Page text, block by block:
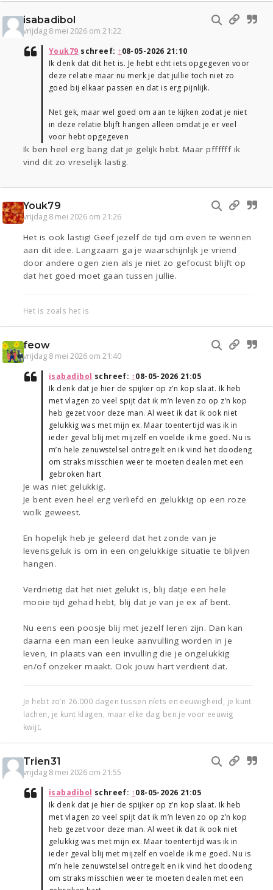
isabadibol
vrijdag 8 mei 2026 om 21:22
Youk79 schreef: ↑08-05-2026 21:10
Ik denk dat dit het is. Je hebt echt iets opgegeven voor
deze relatie maar nu merk je dat jullie toch niet zo
goed bij elkaar passen en dat is erg pijnlijk.
Net gek, maar wel goed om aan te kijken zodat je niet
in deze relatie blijft hangen alleen omdat je er veel
voor hebt opgegeven
Ik ben heel erg bang dat je gelijk hebt. Maar pffffff ik
vind dit zo vreselijk lastig.
Youk79
vrijdag 8 mei 2026 om 21:26
Het is ook lastig! Geef jezelf de tijd om even te wennen
aan dit idee. Langzaam ga je waarschijnlijk je vriend
door andere ogen zien als je niet zo gefocust blijft op
dat het goed moet gaan tussen jullie.
Het is zoals het is
feow
vrijdag 8 mei 2026 om 21:40
isabadibol schreef: ↑08-05-2026 21:05
Ik denk dat je hier de spijker op z’n kop slaat. Ik heb
met vlagen zo veel spijt dat ik m’n leven zo op z’n kop
heb gezet voor deze man. Al weet ik dat ik ook niet
gelukkig was met mijn ex. Maar toentertijd was ik in
ieder geval blij met mijzelf en voelde ik me goed. Nu is
m’n hele zenuwstelsel ontregelt en ik vind het doodeng
om straks misschien weer te moeten dealen met een
gebroken hart
Je was niet gelukkig.
Je bent even heel erg verliefd en gelukkig op een roze
wolk geweest.
En hopelijk heb je geleerd dat het zonde van je
levensgeluk is om in een ongelukkige situatie te blijven
hangen.
Verdrietig dat het niet gelukt is, blij datje een hele
mooie tijd gehad hebt, blij dat je van je ex af bent.
Nu eens een poosje blij met jezelf leren zijn. Dan kan
daarna een man een leuke aanvulling worden in je
leven, in plaats van een invulling die je ongelukkig
en/of onzeker maakt. Ook jouw hart verdient dat.
Je hebt zo’n 26.000 dagen tussen níets en eeuwigheid, je kunt
lachen, je kunt klagen, maar elke dag ben je voor eeuwig
kwijt.
Trien31
vrijdag 8 mei 2026 om 21:55
isabadibol schreef: ↑08-05-2026 21:05
Ik denk dat je hier de spijker op z’n kop slaat. Ik heb
met vlagen zo veel spijt dat ik m’n leven zo op z’n kop
heb gezet voor deze man. Al weet ik dat ik ook niet
gelukkig was met mijn ex. Maar toentertijd was ik in
ieder geval blij met mijzelf en voelde ik me goed. Nu is
m’n hele zenuwstelsel ontregelt en ik vind het doodeng
om straks misschien weer te moeten dealen met een